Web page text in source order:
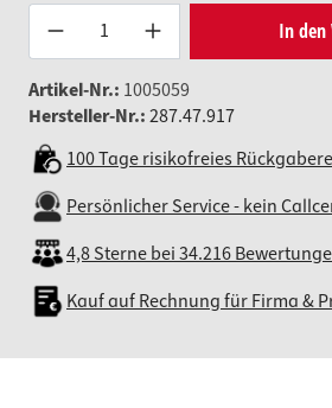
ProduktIn den
Artikel-Nr.: 1005059
Hersteller-Nr.:287.47.917
100 Tage risikofreies
Persönlicher Service - kein
4,8 Sterne bei 34.216
Kauf auf Rechnung für Firma &